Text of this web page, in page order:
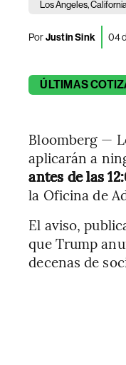
Los Ángeles,
PorJustin Sink 04
ÚLTIMAS
Bloomberg —
aplicarán a
antes de las
la Oficina de
El aviso,
que Trump
decenas de